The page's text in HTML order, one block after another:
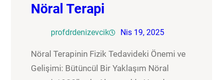
Nöral Terapi
profdrdenizevcik Nis 19, 2025
Nöral Terapinin Fizik Tedavideki Önemi ve
Gelişimi: Bütüncül Bir Yaklaşım Nöral